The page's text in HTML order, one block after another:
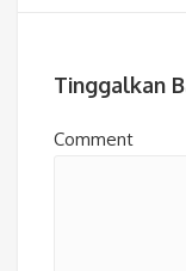
Tinggalkan
Comment